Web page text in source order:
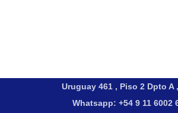
Uruguay 461 , Piso 2 Dpto A
Whatsapp: +54 9 11 6002